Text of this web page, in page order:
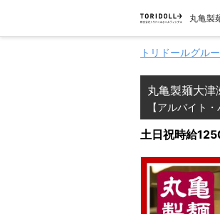
丸亀製
トリドールグル
丸亀製麺大津
【アルバイト
土日祝時給